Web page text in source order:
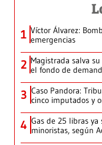
1 Víctor Álvarez:
emergencias
2 Magistrada salva
el fondo de
3 Caso Pandora:
cinco imputados y
4 Gas de 25 libras ya
minoristas, según